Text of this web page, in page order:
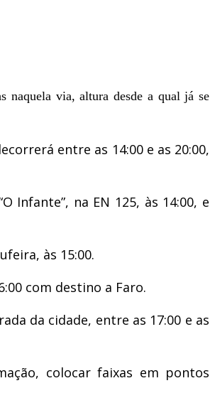
naquela via, altura desde a qual já se
entre as 14:00 e as 20:00,
na EN 125, às 14:00, e
às 15:00.
com destino a Faro.
da cidade, entre as 17:00 e as
colocar faixas em pontos